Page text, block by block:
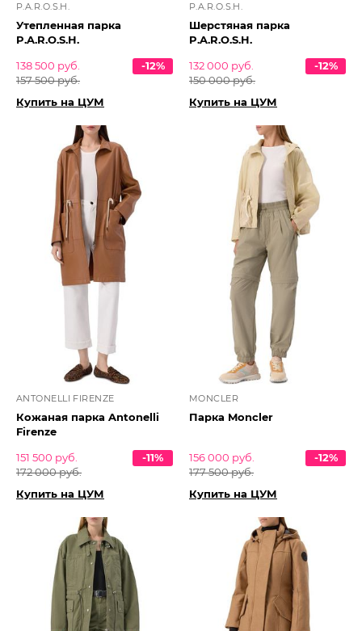
P.A.R.O.S.H.
Утепленная парка
P.A.R.O.S.H.
138 500 руб.
157 500 руб.
-12%
Купить на ЦУМ
P.A.R.O.S.H.
Шерстяная парка
P.A.R.O.S.H.
132 000 руб.
150 000 руб.
-12%
Купить на ЦУМ
ANTONELLI FIRENZE
Кожаная парка Antonelli
Firenze
151 500 руб.
172 000 руб.
-11%
Купить на ЦУМ
MONCLER
Парка Moncler
156 000 руб.
177 500 руб.
-12%
Купить на ЦУМ